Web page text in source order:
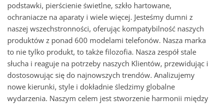
podstawki, pierścienie świetlne, szkło hartowane,
ochraniacze na aparaty i wiele więcej. Jesteśmy dumni z
naszej wszechstronności, oferując kompatybilność naszych
produktów z ponad 600 modelami telefonów. Nasza marka
to nie tylko produkt, to także filozofia. Nasza zespół stale
słucha i reaguje na potrzeby naszych Klientów, przewidując i
dostosowując się do najnowszych trendów. Analizujemy
nowe kierunki, style i dokładnie śledzimy globalne
wydarzenia. Naszym celem jest stworzenie harmonii między